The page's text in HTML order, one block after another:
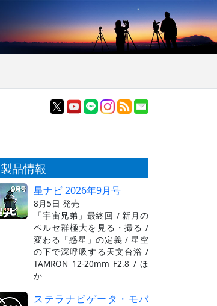
製品情報
星ナビ 2026年9月号
8月5日 発売
「宇宙兄弟」最終回 / 新月の
ペルセ群極大を見る・撮る /
変わる「惑星」の定義 / 星空
の下で深呼吸する天文台浴 /
TAMRON 12-20mm F2.8 / ほ
か
ステラナビゲータ・モバ